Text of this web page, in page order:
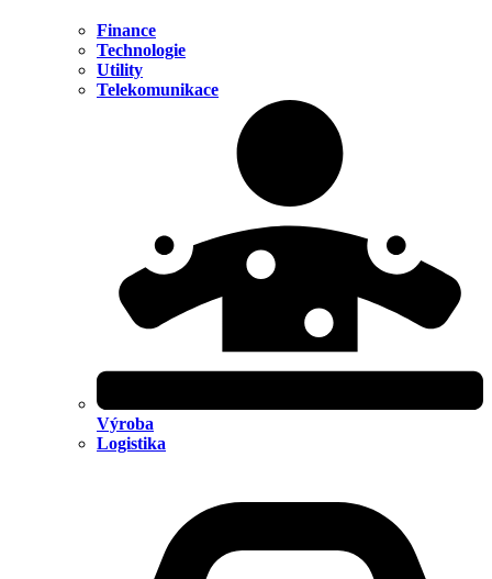
Finance
Technologie
Utility
Telekomunikace
Výroba
Logistika